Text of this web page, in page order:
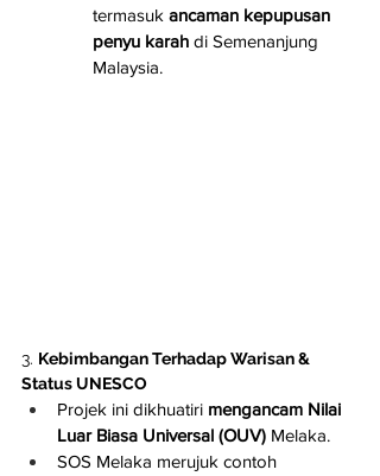
termasuk ancaman kepupusan
penyu karah di Semenanjung
Malaysia.
3. Kebimbangan Terhadap Warisan &
Status UNESCO
Projek ini dikhuatiri mengancam Nilai
Luar Biasa Universal (OUV) Melaka.
SOS Melaka merujuk contoh